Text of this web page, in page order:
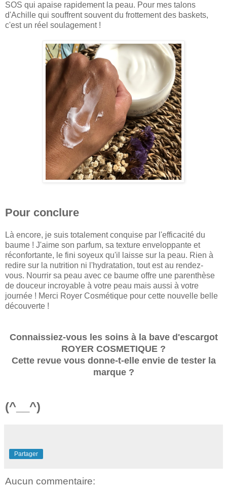
SOS qui apaise rapidement la peau. Pour mes talons
d'Achille qui souffrent souvent du frottement des baskets,
c'est un réel soulagement !
Pour conclure
Là encore, je suis totalement conquise par l'efficacité du
baume ! J'aime son parfum, sa texture enveloppante et
réconfortante, le fini soyeux qu'il laisse sur la peau. Rien à
redire sur la nutrition ni l'hydratation, tout est au rendez-
vous. Nourrir sa peau avec ce baume offre une parenthèse
de douceur incroyable à votre peau mais aussi à votre
journée ! Merci Royer Cosmétique pour cette nouvelle belle
découverte !
Connaissiez-vous les soins à la bave d'escargot
ROYER COSMETIQUE ?
Cette revue vous donne-t-elle envie de tester la
marque ?
(^__^)
Partager
Aucun commentaire: